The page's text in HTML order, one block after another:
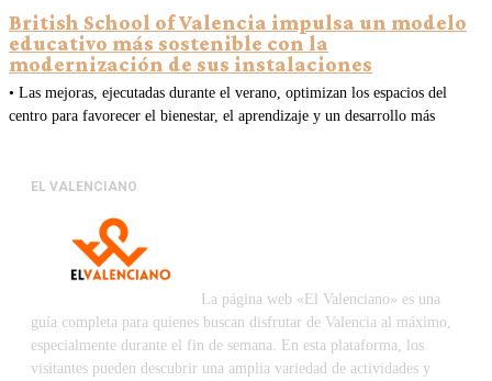
British School of Valencia impulsa un modelo
educativo más sostenible con la
modernización de sus instalaciones
• Las mejoras, ejecutadas durante el verano, optimizan los espacios del
centro para favorecer el bienestar, el aprendizaje y un desarrollo más
EL VALENCIANO
La página web «El Valenciano» es una
guía completa para quienes buscan disfrutar de Valencia al máximo,
especialmente durante el fin de semana. En esta plataforma, los
visitantes pueden descubrir una amplia variedad de actividades y